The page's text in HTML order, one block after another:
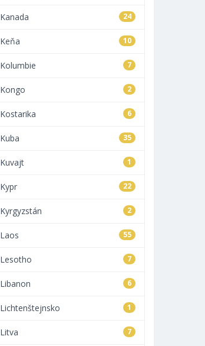
24
Kanada
10
Keňa
7
Kolumbie
2
Kongo
6
Kostarika
35
Kuba
1
Kuvajt
22
Kypr
2
Kyrgyzstán
55
Laos
7
Lesotho
6
Libanon
1
Lichtenštejnsko
7
Litva